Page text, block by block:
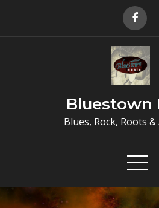
Bluestown
Blues, Rock, Roots